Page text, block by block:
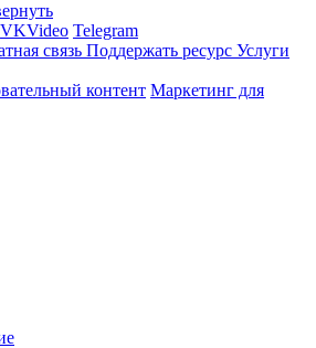
VKVideo Telegram
связь Поддержать ресурс Услуги
контент Маркетинг для